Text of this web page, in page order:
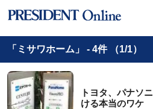
「ミサワホーム」 - 4件 （1/1）
トヨタ、パナソ
ける本当のワケ